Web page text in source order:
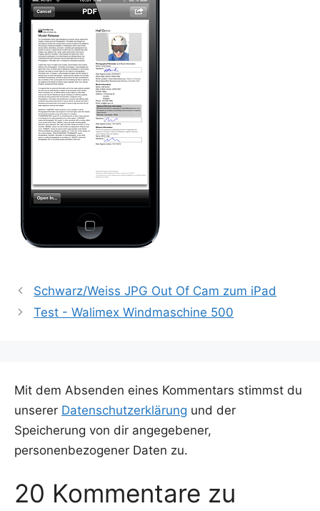
Schwarz/Weiss JPG Out Of Cam zum iPad
Test - Walimex Windmaschine 500
Mit dem Absenden eines Kommentars stimmst du
unserer Datenschutzerklärung und der
Speicherung von dir angegebener,
personenbezogener Daten zu.
20 Kommentare zu